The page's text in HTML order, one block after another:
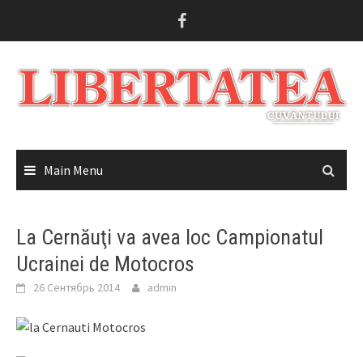
Main Menu
La Cernăuţi va avea loc Campionatul
Ucrainei de Motocros
26 Сентябрь 2014 admin